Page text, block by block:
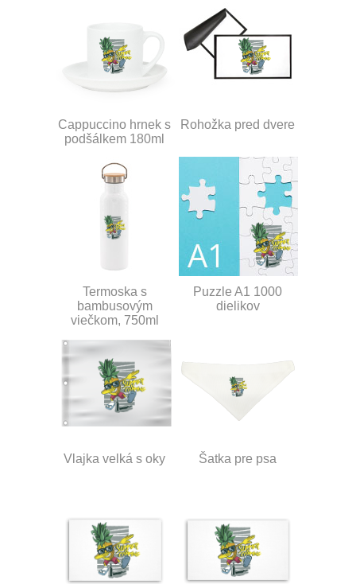
Cappuccino hrnek s
podšálkem 180ml
Rohožka pred dvere
Termoska s
bambusovým
viečkom, 750ml
Puzzle A1 1000
dielikov
Vlajka velká s oky Šatka pre psa